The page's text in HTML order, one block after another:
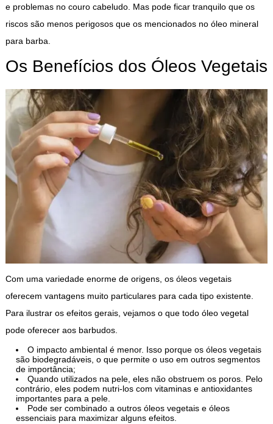
e problemas no couro cabeludo. Mas pode ficar tranquilo que os
riscos são menos perigosos que os mencionados no óleo mineral
para barba.
Os Benefícios dos Óleos Vegetais
Com uma variedade enorme de origens, os óleos vegetais
oferecem vantagens muito particulares para cada tipo existente.
Para ilustrar os efeitos gerais, vejamos o que todo óleo vegetal
pode oferecer aos barbudos.
O impacto ambiental é menor. Isso porque os óleos vegetais
são biodegradáveis, o que permite o uso em outros segmentos
de importância;
Quando utilizados na pele, eles não obstruem os poros. Pelo
contrário, eles podem nutri-los com vitaminas e antioxidantes
importantes para a pele.
Pode ser combinado a outros óleos vegetais e óleos
essenciais para maximizar alguns efeitos.